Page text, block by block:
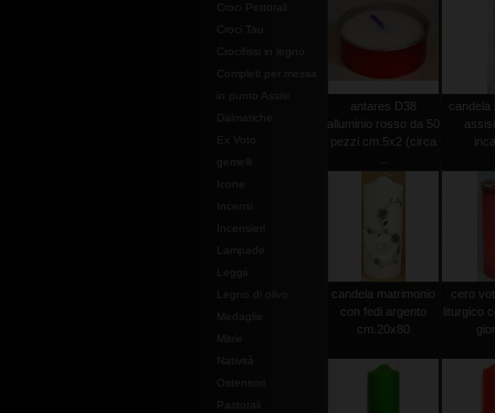
Croci Pettorali
Croci Tau
Crocifissi in legno
Completi per messa
in punto Assisi
Dalmatiche
Ex Voto
gemelli
Leggii
Legno di olivo
Medaglie
Mitrie
Natività
Ostensori
Pastorali
antares D38
alluminio rosso da 50
pezzi cm.5x2 (circa
candela
candela matrimonio
con fedi argento
cm.20x80
cero
liturgico